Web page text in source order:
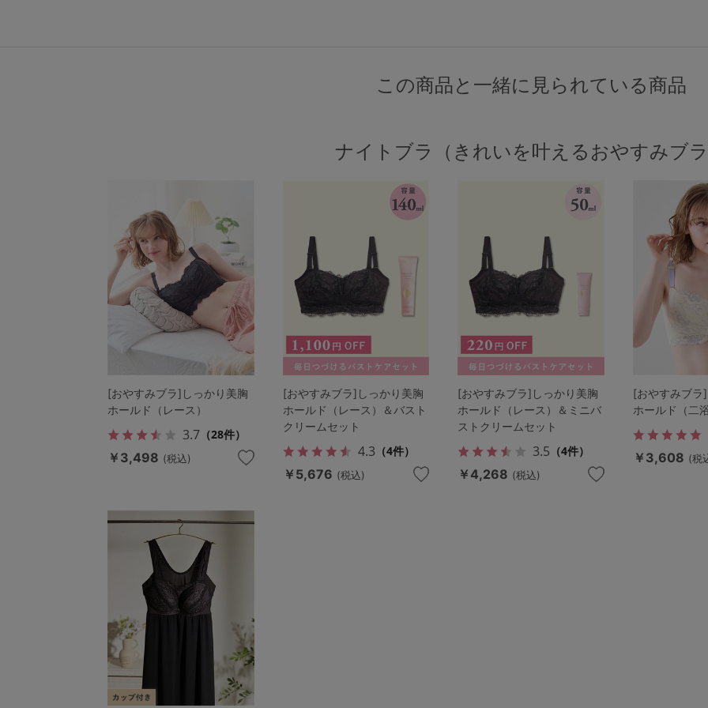
この商品と一緒に見られている商品
ナイトブラ（きれいを叶えるおやすみブ
[おやすみブラ]しっかり美胸
ホールド（レース）
3.7（28件）
￥3,498 (税込)
[おやすみブラ]しっかり美胸
ホールド（レース）＆バスト
クリームセット
4.3 （4件）
￥5,676 (税込)
[おやすみブラ]しっかり美胸
ホールド（レース）＆ミニバ
ストクリームセット
3.5 （4件）
￥4,268 (税込)
[おやすみブラ
ホールド（二
￥3,608 (税